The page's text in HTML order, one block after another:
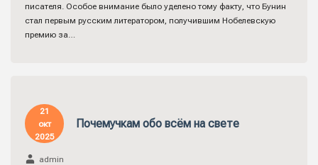
писателя. Особое внимание было уделено тому факту, что Бунин
стал первым русским литератором, получившим Нобелевскую
премию за…
21
окт
2025
Почемучкам обо всём на свете
admin